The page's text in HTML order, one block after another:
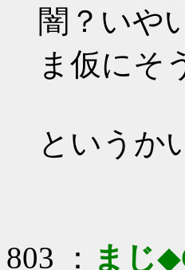
闇？いや
ま仮にそ
というか
803 ： まじ